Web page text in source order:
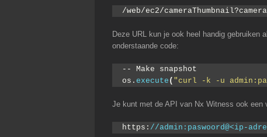
/web/ec2/
Deze URL kun je ook heel handig gebruiken
onderstaande code:
-- Make snapshot
os. execute ( "curl -k -u
Je kunt met de API van Nx Witness ook een
https: //admin:paswoord@<ip-